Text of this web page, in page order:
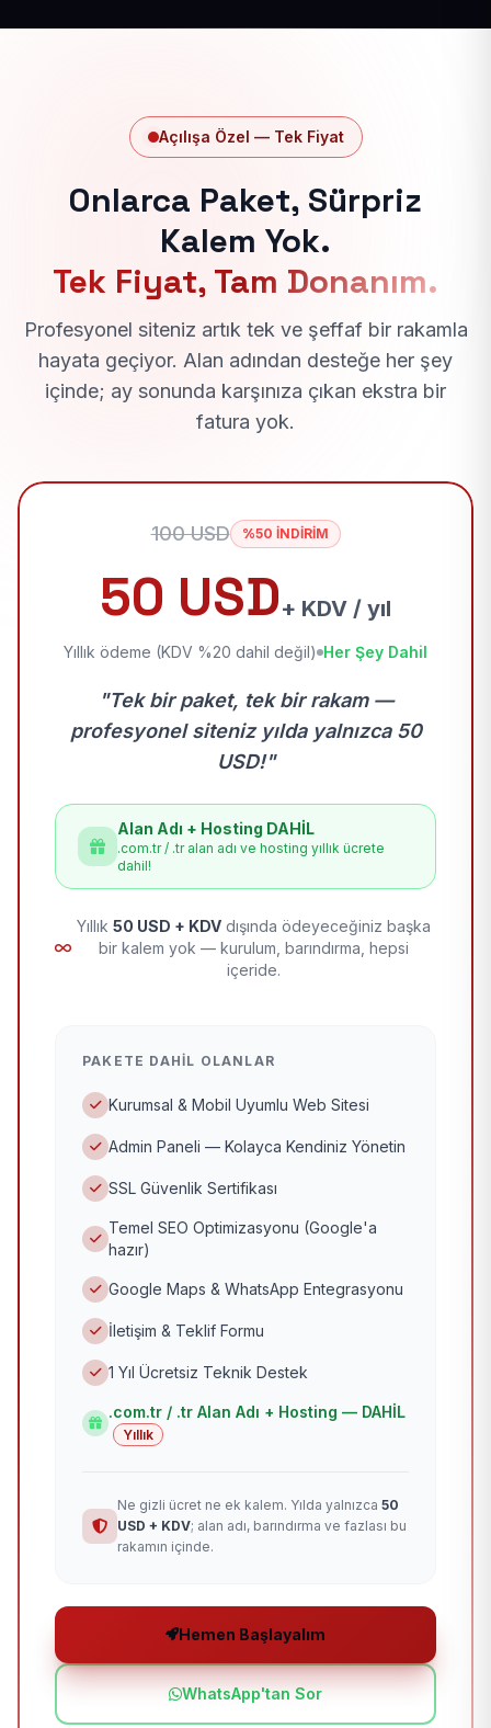
Açılışa Özel — Tek Fiyat
Onlarca Paket, Sürpriz
Kalem Yok.
Tek Fiyat, Tam Donanım.
Profesyonel siteniz artık tek ve şeffaf bir rakamla
hayata geçiyor. Alan adından desteğe her şey
içinde; ay sonunda karşınıza çıkan ekstra bir
fatura yok.
100 USD %50 İNDİRİM
50 USD+ KDV / yıl
Yıllık ödeme (KDV %20 dahil değil) Her Şey Dahil
"Tek bir paket, tek bir rakam —
profesyonel siteniz yılda yalnızca 50
USD!"
Alan Adı + Hosting DAHİL
.com.tr / .tr alan adı ve hosting yıllık ücrete
dahil!
Yıllık 50 USD + KDV dışında ödeyeceğiniz başka
bir kalem yok — kurulum, barındırma, hepsi
içeride.
PAKETE DAHIL OLANLAR
Kurumsal & Mobil Uyumlu Web Sitesi
Admin Paneli — Kolayca Kendiniz Yönetin
SSL Güvenlik Sertifikası
Temel SEO Optimizasyonu (Google'a
hazır)
Google Maps & WhatsApp Entegrasyonu
İletişim & Teklif Formu
1 Yıl Ücretsiz Teknik Destek
.com.tr / .tr Alan Adı + Hosting — DAHİL
Yıllık
Ne gizli ücret ne ek kalem. Yılda yalnızca 50
USD + KDV; alan adı, barındırma ve fazlası bu
rakamın içinde.
Hemen Başlayalım
WhatsApp'tan Sor